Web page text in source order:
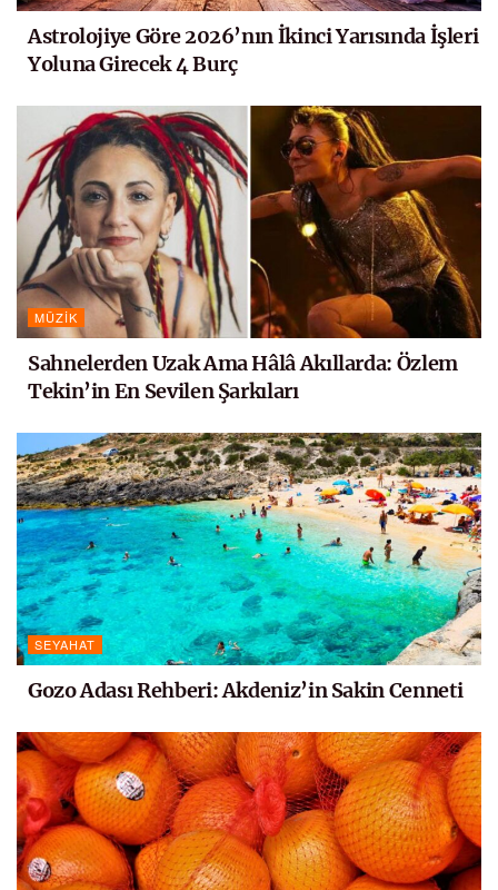
Astrolojiye Göre 2026’nın İkinci Yarısında İşleri
Yoluna Girecek 4 Burç
MÜZIK
Sahnelerden Uzak Ama Hâlâ Akıllarda: Özlem
Tekin’in En Sevilen Şarkıları
SEYAHAT
Gozo Adası Rehberi: Akdeniz’in Sakin Cenneti